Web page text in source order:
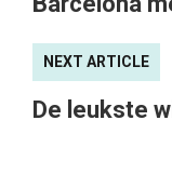
NEXT ARTICLE
De leukste